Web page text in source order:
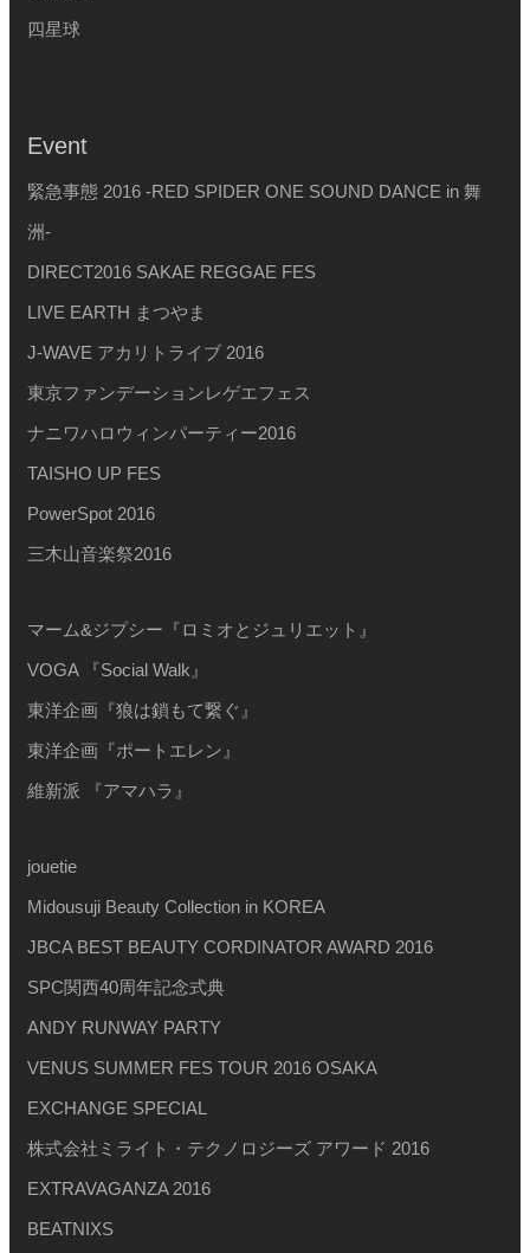
四星球
Event
緊急事態 2016 -RED SPIDER ONE SOUND DANCE in 舞
洲-
DIRECT2016 SAKAE REGGAE FES
LIVE EARTH まつやま
J-WAVE アカリトライブ 2016
東京ファンデーションレゲエフェス
ナニワハロウィンパーティー2016
TAISHO UP FES
PowerSpot 2016
三木山音楽祭2016
マーム&ジプシー『ロミオとジュリエット』
VOGA 『Social Walk』
東洋企画『狼は鎖もて繋ぐ』
東洋企画『ポートエレン』
維新派 『アマハラ』
jouetie
Midousuji Beauty Collection in KOREA
JBCA BEST BEAUTY CORDINATOR AWARD 2016
SPC関西40周年記念式典
ANDY RUNWAY PARTY
VENUS SUMMER FES TOUR 2016 OSAKA
EXCHANGE SPECIAL
株式会社ミライト・テクノロジーズ アワード 2016
EXTRAVAGANZA 2016
BEATNIXS